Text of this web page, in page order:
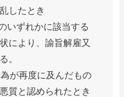
したとき
いずれかに該当する
により、諭旨解雇又
。
再度に及んだもの
質と認められたとき